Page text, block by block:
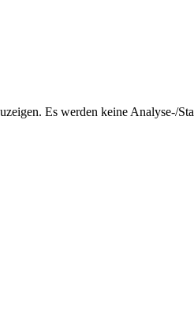
Es werden keine Analyse-/